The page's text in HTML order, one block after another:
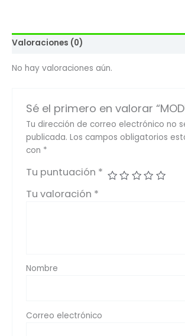
Valoraciones (0)
No hay valoraciones aún.
Sé el primero en valorar
Tu dirección de correo electrónico no
publicada. Los campos obligatorios
con *
Tu puntuación *
Tu valoración *
Nombre
Correo electrónico